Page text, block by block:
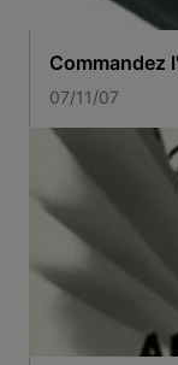
Commandez
07/11/07